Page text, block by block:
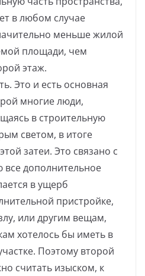
в любом случае
меньше жилой
площади, чем
этаж.
Это и есть основная
многие люди,
в строительную
светом, в итоге
затеи. Это связано с
все дополнительное
в ущерб
пристройке,
или другим вещам,
хотелось бы иметь в
Поэтому второй
считать изыском, к